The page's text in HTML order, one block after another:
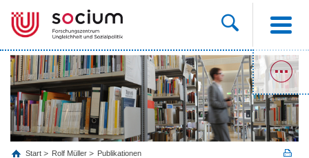
Start Rolf Müller Publikationen